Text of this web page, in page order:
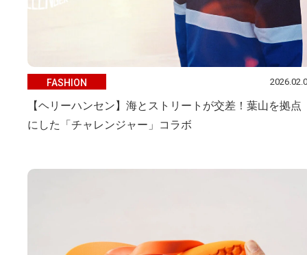
FASHION
【ヘリーハンセン】海とストリートが交差！葉山を拠点
にした「チャレンジャー」コラボ